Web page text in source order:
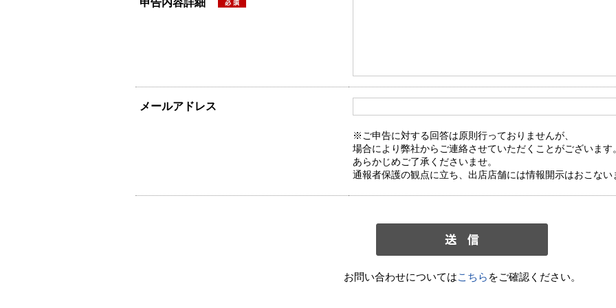
申告内容詳細
メールアドレス
※ご申告に対する回答は原則行っておりませんが、
場合により弊社からご連絡させていただくことがございます。
あらかじめご了承くださいませ。
通報者保護の観点に立ち、出店店舗には情報開示はおこない
お問い合わせについてはこちら をご確認ください。